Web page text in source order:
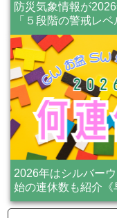
防災気象情報が
「５段階の警戒レ
2026年はシルバー
始の連休数も紹介《